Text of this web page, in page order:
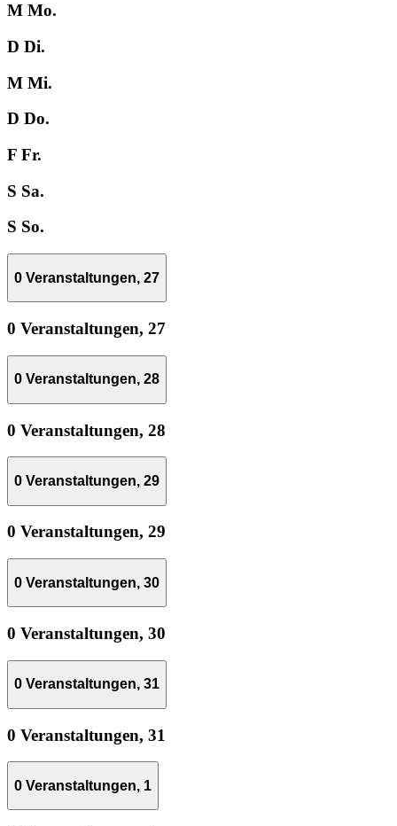
M Mo.
D Di.
M Mi.
D Do.
F Fr.
S Sa.
S So.
0 Veranstaltungen, 27
0 Veranstaltungen, 27
0 Veranstaltungen, 28
0 Veranstaltungen, 28
0 Veranstaltungen, 29
0 Veranstaltungen, 29
0 Veranstaltungen, 30
0 Veranstaltungen, 30
0 Veranstaltungen, 31
0 Veranstaltungen, 31
0 Veranstaltungen, 1